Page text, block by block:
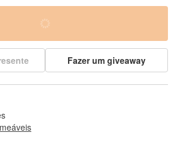
Fazer um giveaway